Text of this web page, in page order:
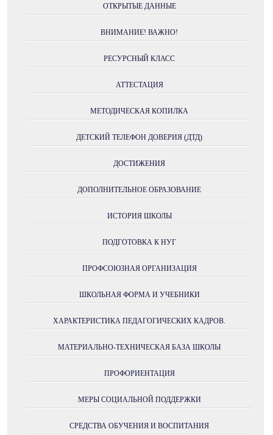
ОТКРЫТЫЕ ДАННЫЕ
ВНИМАНИЕ! ВАЖНО!
РЕСУРСНЫЙ КЛАСС
АТТЕСТАЦИЯ
МЕТОДИЧЕСКАЯ КОПИЛКА
ДЕТСКИЙ ТЕЛЕФОН ДОВЕРИЯ (ДТД)
ДОСТИЖЕНИЯ
ДОПОЛНИТЕЛЬНОЕ ОБРАЗОВАНИЕ
ИСТОРИЯ ШКОЛЫ
ПОДГОТОВКА К НУГ
ПРОФСОЮЗНАЯ ОРГАНИЗАЦИЯ
ШКОЛЬНАЯ ФОРМА И УЧЕБНИКИ
ХАРАКТЕРИСТИКА ПЕДАГОГИЧЕСКИХ КАДРОВ.
МАТЕРИАЛЬНО-ТЕХНИЧЕСКАЯ БАЗА ШКОЛЫ
ПРОФОРИЕНТАЦИЯ
МЕРЫ СОЦИАЛЬНОЙ ПОДДЕРЖКИ
СРЕДСТВА ОБУЧЕНИЯ И ВОСПИТАНИЯ